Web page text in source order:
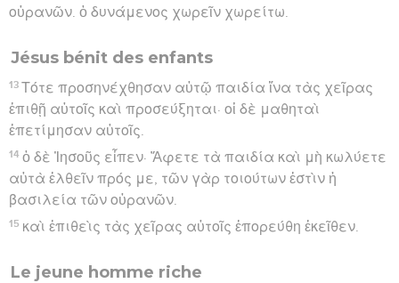
οὐρανῶν. ὁ δυνάμενος χωρεῖν χωρείτω.
Jésus bénit des enfants
13 Τότε προσηνέχθησαν αὐτῷ παιδία ἵνα τὰς χεῖρας
ἐπιθῇ αὐτοῖς καὶ προσεύξηται· οἱ δὲ μαθηταὶ
ἐπετίμησαν αὐτοῖς.
14 ὁ δὲ Ἰησοῦς εἶπεν· Ἄφετε τὰ παιδία καὶ μὴ κωλύετε
αὐτὰ ἐλθεῖν πρός με, τῶν γὰρ τοιούτων ἐστὶν ἡ
βασιλεία τῶν οὐρανῶν.
15 καὶ ἐπιθεὶς τὰς χεῖρας αὐτοῖς ἐπορεύθη ἐκεῖθεν.
Le jeune homme riche